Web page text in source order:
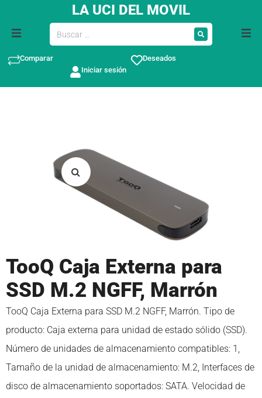
LA UCI DEL MOVIL
Comparar
Deseados
Iniciar sesión
TooQ Caja Externa para
SSD M.2 NGFF, Marrón
TooQ Caja Externa para SSD M.2 NGFF, Marrón. Tipo de
producto: Caja externa para unidad de estado sólido (SSD).
Número de unidades de almacenamiento compatibles: 1,
Tamaño de la unidad de almacenamiento: M.2, Interfaces de
disco de almacenamiento soportados: SATA. Velocidad de